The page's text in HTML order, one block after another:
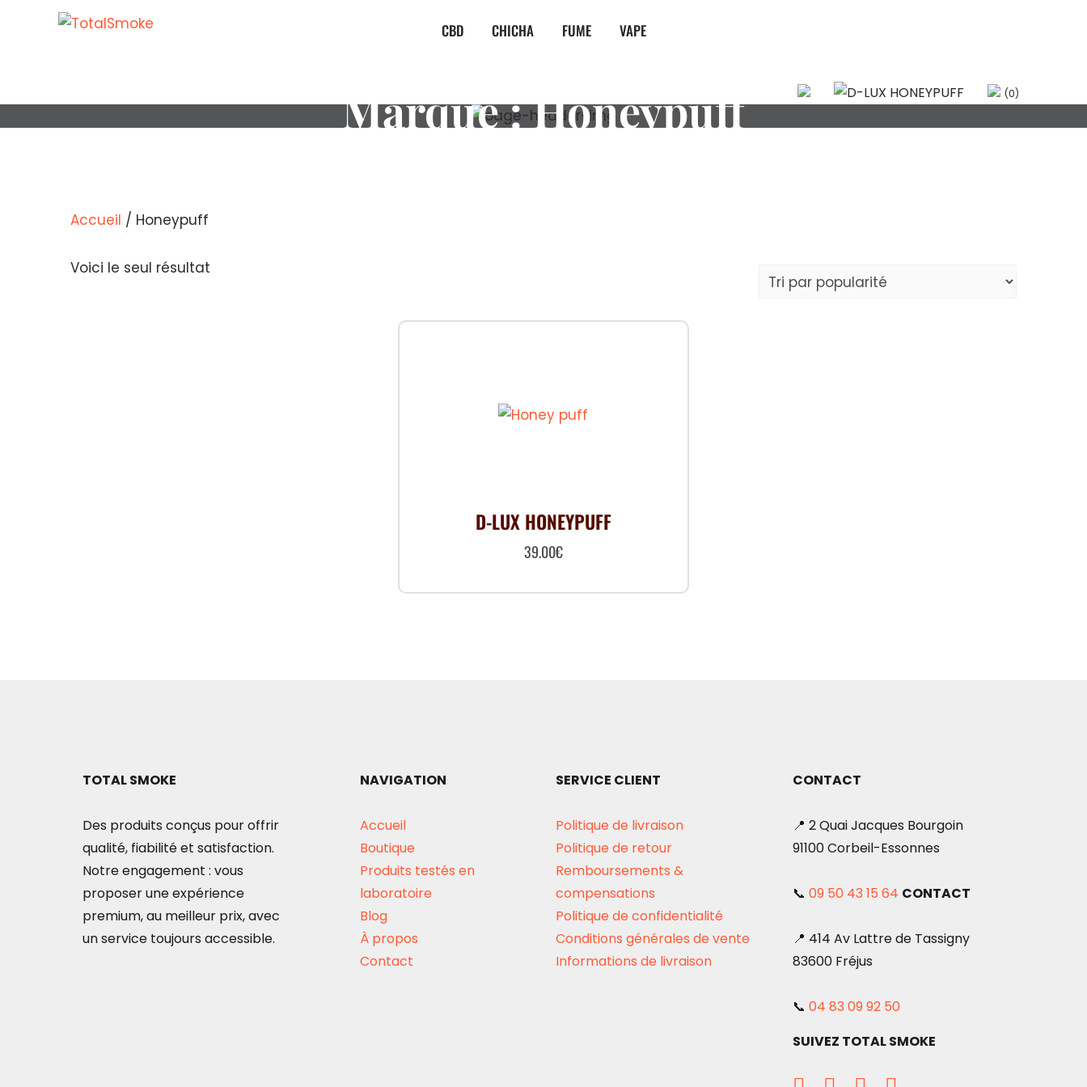
CBD CHICHA FUME VAPE
(0)
Marque :Honeypuff
Accueil / Honeypuff
Voici le seul résultat
D-LUX HONEYPUFF
39.00€
TOTAL SMOKE
Des produits conçus pour offrir
qualité, fiabilité et satisfaction.
Notre engagement : vous
proposer une expérience
premium, au meilleur prix, avec
un service toujours accessible.
NAVIGATION
Accueil
Boutique
Produits testés en
laboratoire
Blog
À propos
Contact
SERVICE CLIENT
Politique de livraison
Politique de retour
Remboursements &
compensations
Politique de confidentialité
Conditions générales de vente
Informations de livraison
CONTACT
📍 2 Quai Jacques Bourgoin
91100 Corbeil-Essonnes
📞 09 50 43 15 64 CONTACT
📍 414 Av Lattre de Tassigny
83600 Fréjus
📞 04 83 09 92 50
SUIVEZ TOTAL SMOKE